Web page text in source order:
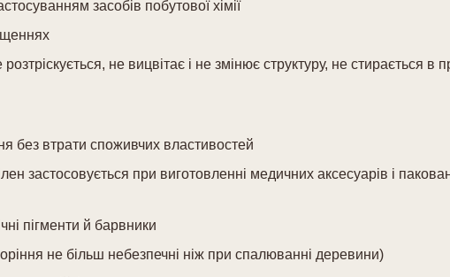
засобів побутової хімії
не вицвітає і не змінює структуру, не стирається в
без втрати споживчих властивостей
застосовується при виготовленні медичних аксесуарів і
пігменти й барвники
не більш небезпечні ніж при спалюванні деревини)